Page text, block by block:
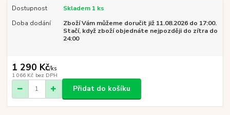
Dostupnost
Skladem 1 ks
Doba dodání
Zboží Vám můžeme doručit již 11.08.2026 do 17:00.
Stačí, když zboží objednáte nejpozději do zítra do
24:00
1 290 Kč/ks
1 066 Kč bez DPH
Přidat do košíku